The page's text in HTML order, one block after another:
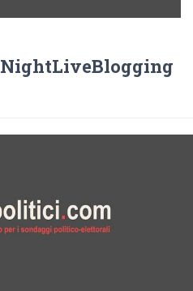
NightLiveBlogging